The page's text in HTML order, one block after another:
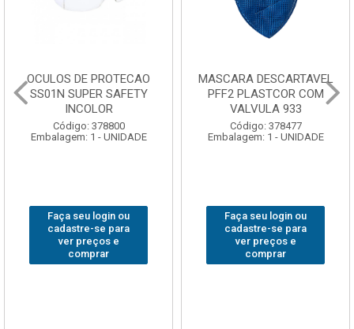
OCULOS DE PROTECAO
SS01N SUPER SAFETY
INCOLOR
Código: 378800
Embalagem: 1 - UNIDADE
Faça seu login ou
cadastre-se para
ver preços e
comprar
MASCARA DESCARTAVEL
PFF2 PLASTCOR COM
VALVULA 933
Código: 378477
Embalagem: 1 - UNIDADE
Faça seu login ou
cadastre-se para
ver preços e
comprar